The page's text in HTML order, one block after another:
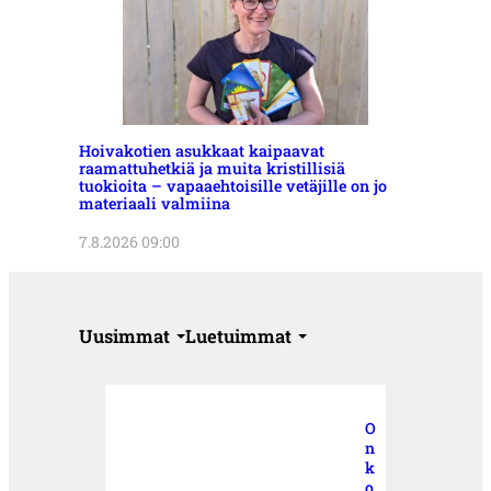
Hoivakotien asukkaat kaipaavat
raamattuhetkiä ja muita kristillisiä
tuokioita – vapaaehtoisille vetäjille on jo
materiaali valmiina
7.8.2026 09:00
Uusimmat Luetuimmat
O
n
k